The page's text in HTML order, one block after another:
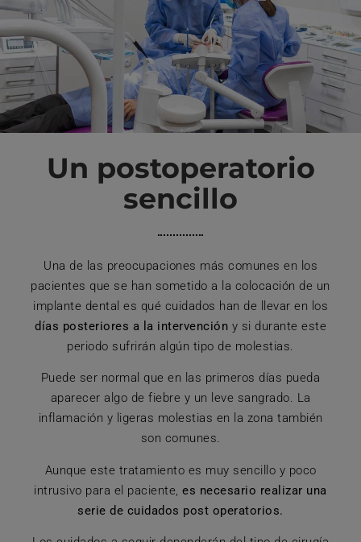
Un postoperatorio
sencillo
Una de las preocupaciones más comunes en los
pacientes que se han sometido a la colocación de un
implante dental es qué cuidados han de llevar en los
días posteriores a la intervención y si durante este
periodo sufrirán algún tipo de molestias.
Puede ser normal que en las primeros días pueda
aparecer algo de fiebre y un leve sangrado. La
inflamación y ligeras molestias en la zona también
son comunes.
Aunque este tratamiento es muy sencillo y poco
intrusivo para el paciente,es necesario realizar una
serie de cuidados post operatorios.